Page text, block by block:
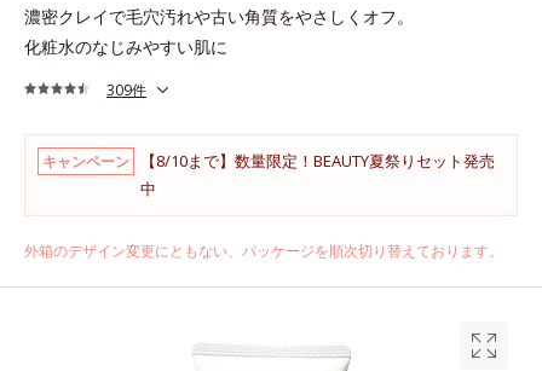
濃密クレイで毛穴汚れや古い角質をやさしくオフ。
化粧水のなじみやすい肌に
309件
キャンペーン
【8/10まで】数量限定！BEAUTY夏祭りセット発売
中
外箱のデザイン変更にともない、パッケージを順次切り替えております。